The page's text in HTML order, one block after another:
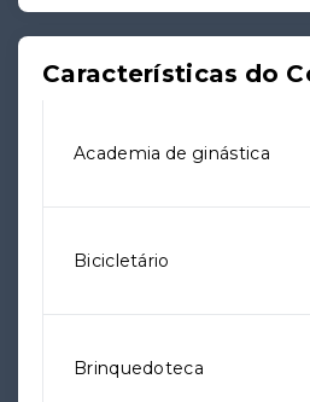
Características do
Academia de ginástica
Bicicletário
Brinquedoteca